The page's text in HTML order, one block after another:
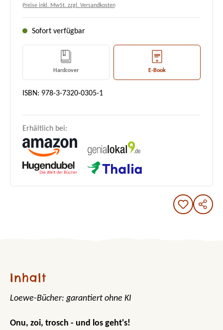
Preise inkl. MwSt. zzgl. Versandkosten
Sofort verfügbar
Hardcover E-Book
ISBN: 978-3-7320-0305-1
Erhältlich bei:
Inhalt
Loewe-Bücher: garantiert ohne KI
Onu, zoi, trosch - und los geht's!